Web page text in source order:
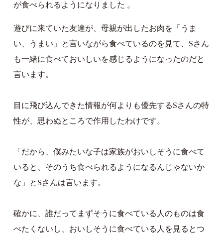
が食べられるようになりました 。
遊びに来ていた友達が、母親が出したお肉を「うま
い、うまい」と言いながら食べているのを見て、Sさん
も一緒に食べておいしいを感じるようになったのだと
言います。
目に飛び込んできた情報が何よりも優先するSさんの特
性が、思わぬところで作用したわけです。
「だから、僕みたいな子は家族がおいしそうに食べて
いると、そのうち食べられるようになるんじゃないか
な」とSさんは言います。
確かに、誰だってまずそうに食べている人のものは食
べたくないし、おいしそうに食べている人を見るとつ